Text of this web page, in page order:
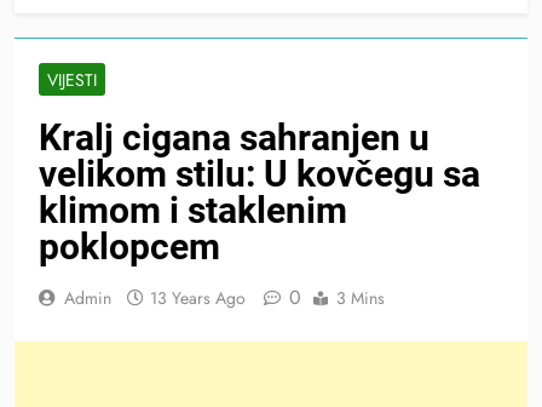
VIJESTI
Kralj cigana sahranjen u
velikom stilu: U kovčegu sa
klimom i staklenim
poklopcem
Admin 13 Years Ago 0 3 Mins